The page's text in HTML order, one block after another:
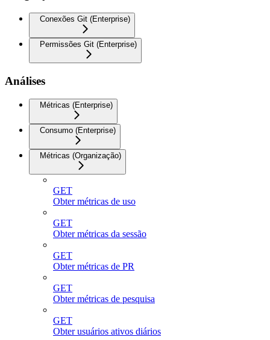
Conexões Git (Enterprise)
Permissões Git (Enterprise)
Análises
Métricas (Enterprise)
Consumo (Enterprise)
Métricas (Organização)
GET
Obter métricas de uso
GET
Obter métricas da sessão
GET
Obter métricas de PR
GET
Obter métricas de pesquisa
GET
Obter usuários ativos diários